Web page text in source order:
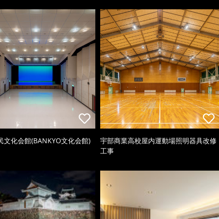
文化会館(BANKYO文化会館)
宇部商業高校屋内運動場照明器具改修
工事